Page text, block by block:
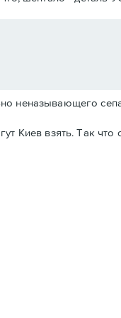
неназывающего
Киев взять. Так